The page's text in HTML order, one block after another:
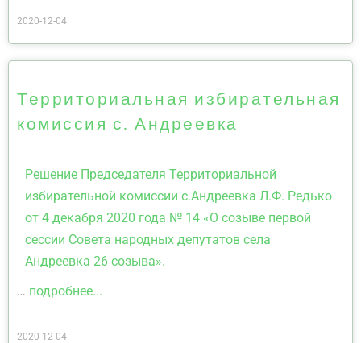
2020-12-04
Территориальная избирательная
комиссия с. Андреевка
Решение Председателя Территориальной
избирательной комиссии с.Андреевка Л.Ф. Редько
от 4 декабря 2020 года № 14 «О созыве первой
сессии Совета народных депутатов села
Андреевка 26 созыва».
… подробнее...
2020-12-04